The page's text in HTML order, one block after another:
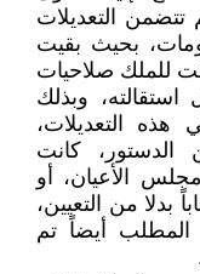
تتضمن التعديلات
بحيث بقيت
للملك صلاحيات
استقالته، وبذلك
هذه التعديلات،
بتعديل المادة 36 من الدستور، كانت
مجلس الأعيان، أو
بدلا من التعيين،
المطلب أيضاً تم